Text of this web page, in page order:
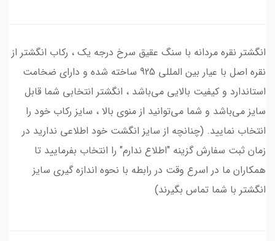
انگشتر نقره مردانه با سنگ عقیق سرخ درجه یک ، رکاب انگشتر از
نقره اصل با عیار بین المللی 925 ساخته شده و دارای ضخامت
استاندارد و کیفیت بالایی می‌باشد ، انگشتر انتخابی شما قابل
سایز می‌باشد و شما می‌توانید از منوی بالا ، سایز رکاب خود را
انتخاب نمایید. (چنانچه از سایز انگشت خود اطلاعی ندارید در
زمان ثبت سفارش گزینه "اطلاع ندارم" را انتخاب بفرمایید تا
همکاران ما در اسرع وقت در رابطه با نحوه اندازه گیری سایز
انگشتر با شما تماس بگیرند)